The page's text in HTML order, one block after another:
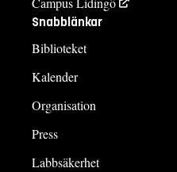
Snabblänkar
Biblioteket
Kalender
Organisation
Press
Labbsäkerhet